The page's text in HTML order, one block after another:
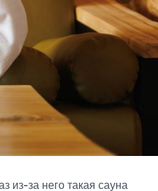
из-за него такая сауна